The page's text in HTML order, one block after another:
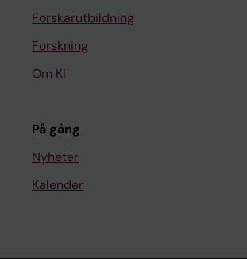
Forskarutbildning
Forskning
Om KI
På gång
Nyheter
Kalender